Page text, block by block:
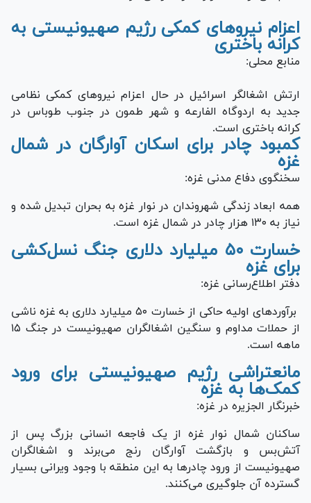
اعزام نیرو‌های کمکی رژیم صهیونیستی به
کرانه باختری
منابع محلی:
ارتش اشغالگر اسرائیل در حال اعزام نیرو‌های کمکی نظامی
جدید به اردوگاه الفارعه و شهر طمون در جنوب طوباس در
کرانه باختری است.
کمبود چادر برای اسکان آوارگان در شمال
غزه
سخنگوی دفاع مدنی غزه:
همه ابعاد زندگی شهروندان در نوار غزه به بحران تبدیل شده و
نیاز به ۱۳۰ هزار چادر در شمال غزه است.
خسارت ۵۰ میلیارد دلاری جنگ نسل‌کشی
برای غزه
دفتر اطلاع‎‌رسانی غزه:
برآورد‌های اولیه حاکی از خسارت ۵۰ میلیارد دلاری به غزه ناشی
از حملات مداوم و سنگین اشغالگران صهیونیست در جنگ ۱۵
ماهه است.
مانع‎تراشی رژیم صهیونیستی برای ورود
کمک‌ها به غزه
خبرنگار الجزیره در غزه:
ساکنان شمال نوار غزه از یک فاجعه انسانی بزرگ پس از
آتش‌بس و بازگشت آوارگان رنج می‌برند و اشغالگران
صهیونیست از ورود چادر‌ها به این منطقه با وجود ویرانی بسیار
گسترده آن جلوگیری می‌کنند.